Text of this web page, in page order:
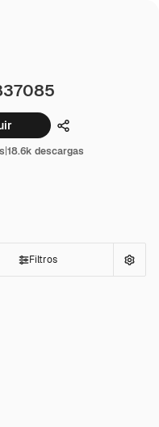
Compartir
|18.6k descargas
Filtros